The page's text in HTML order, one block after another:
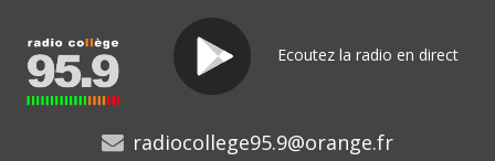
Ecoutez la radio en direct
radiocollege95.9@orange.fr